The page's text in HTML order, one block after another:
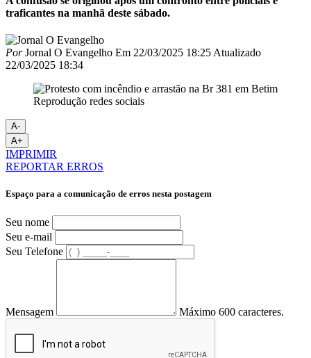
traficantes na manhã deste sábado.
PorJornal O Evangelho Em 22/03/2025 18:25 Atualizado
22/03/2025 18:34
Reprodução redes sociais
A-
A+
IMPRIMIR
REPORTAR ERROS
Espaço para a comunicação de erros nesta postagem
Seu nome
Seu e-mail
Seu Telefone
Mensagem Máximo 600 caracteres.